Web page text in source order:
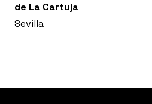
de La Cartuja
Sevilla